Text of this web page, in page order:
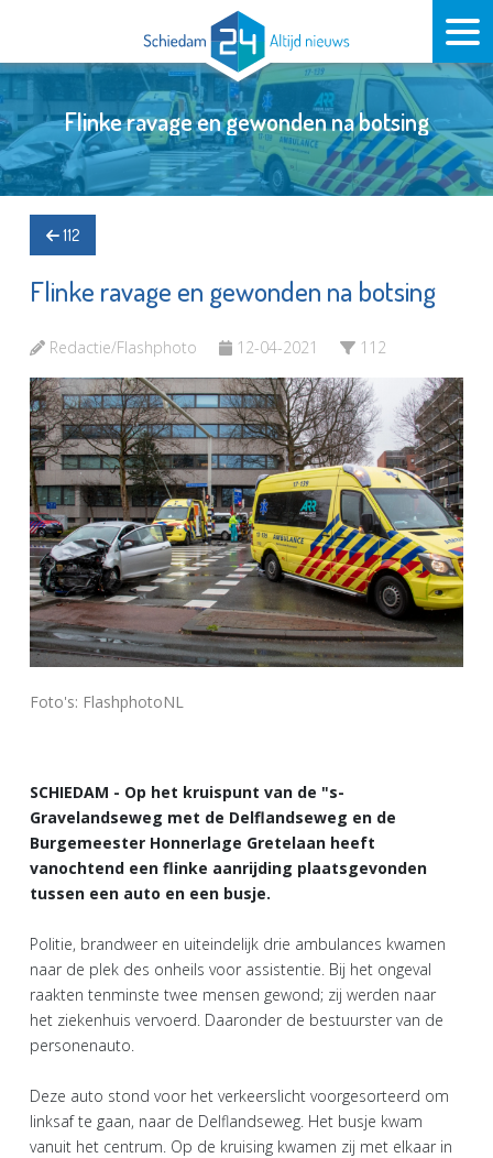
Flinke ravage en gewonden na botsing
112
Flinke ravage en gewonden na botsing
Redactie/Flashphoto 12-04-2021 112
Foto's: FlashphotoNL
SCHIEDAM - Op het kruispunt van de "s-
Gravelandseweg met de Delflandseweg en de
Burgemeester Honnerlage Gretelaan heeft
vanochtend een flinke aanrijding plaatsgevonden
tussen een auto en een busje.
Politie, brandweer en uiteindelijk drie ambulances kwamen
naar de plek des onheils voor assistentie. Bij het ongeval
raakten tenminste twee mensen gewond; zij werden naar
het ziekenhuis vervoerd. Daaronder de bestuurster van de
personenauto.
Deze auto stond voor het verkeerslicht voorgesorteerd om
linksaf te gaan, naar de Delflandseweg. Het busje kwam
vanuit het centrum. Op de kruising kwamen zij met elkaar in